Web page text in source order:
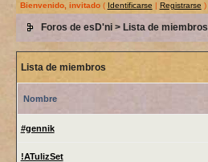
Bienvenido, invitado( Identificarse | Registrarse )
Foros de esD'ni> Lista de miembros
Lista de miembros
Nombre
#gennik
!ATulizSet